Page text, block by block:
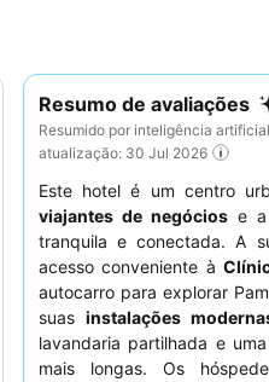
Resumo de avaliações
Resumido por inteligência
atualização: 30 Jul 2026
Este hotel é um centro
viajantes de negóciose
tranquila e conectada. A
acesso conveniente à
autocarro para explorar
suasinstalações
lavandaria partilhada e
mais longas. Os